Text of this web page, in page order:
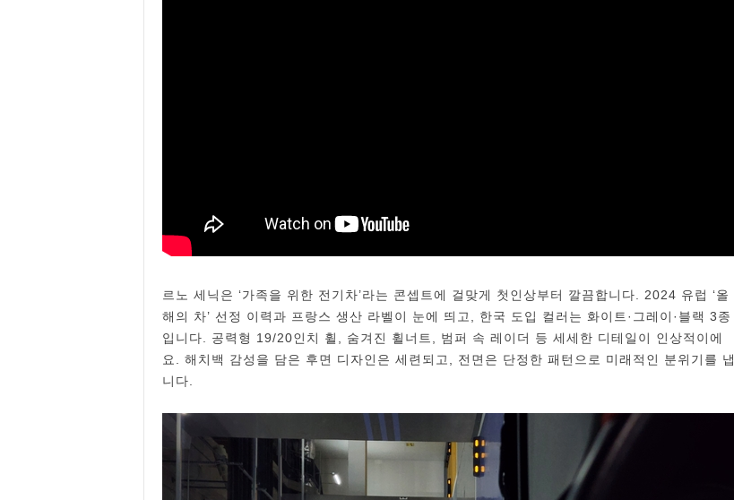
르노 세닉은 ‘가족을 위한 전기차’라는 콘셉트에 걸맞게 첫인상부터 깔끔합니다. 2024 유럽 ‘올
해의 차’ 선정 이력과 프랑스 생산 라벨이 눈에 띄고, 한국 도입 컬러는 화이트·그레이·블랙 3종
입니다. 공력형 19/20인치 휠, 숨겨진 휠너트, 범퍼 속 레이더 등 세세한 디테일이 인상적이에
요. 해치백 감성을 담은 후면 디자인은 세련되고, 전면은 단정한 패턴으로 미래적인 분위기를 냅
니다.